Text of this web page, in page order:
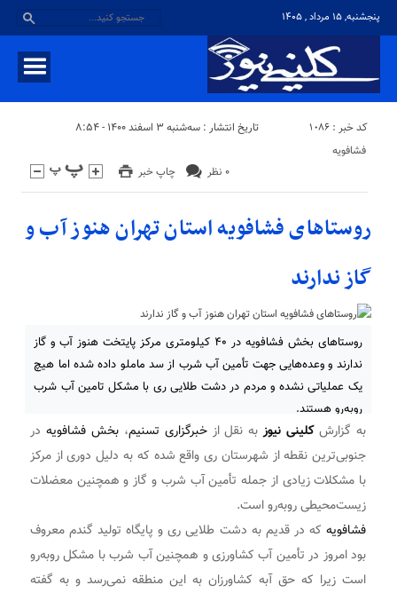
پنجشنبه, ۱۵ مرداد , ۱۴۰۵
کد خبر : 1086 تاریخ انتشار : سه‌شنبه ۳ اسفند ۱۴۰۰ - ۸:۵۴
چاپ خبر ۰ نظر
فشافویه
روستاهای فشافویه استان تهران هنوز آب و
گاز ندارند
روستاهای بخش فشافویه در ۴۰ کیلومتری مرکز پایتخت هنوز آب و گاز
ندارند و وعده‌هایی جهت تأمین آب شرب از سد ماملو داده شده اما هیچ‌
یک عملیاتی نشده و مردم در دشت طلایی ری با مشکل تامین آب شرب
روبه‌رو هستند.
به گزارشکلینی نیوزبه نقل ازخبرگزاری تسنیم،بخش فشافویه در
جنوبی‌ترین نقطه از شهرستان ری واقع شده که به دلیل دوری از مرکز
با مشکلات زیادی از جمله تأمین آب شرب و گاز و همچنین معضلات
زیست‌محیطی روبه‌رو است.
فشافویهکه در قدیم به دشت طلایی ری و پایگاه تولید گندم معروف
بود امروز در تأمین آب کشاورزی و همچنین آب شرب با مشکل روبه‌رو
است زیرا که حق آبه کشاورزان به این منطقه نمی‌رسد و به گفته